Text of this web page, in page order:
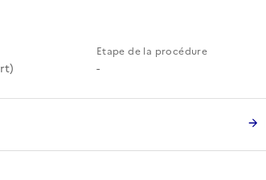
Etape de la procédure
-